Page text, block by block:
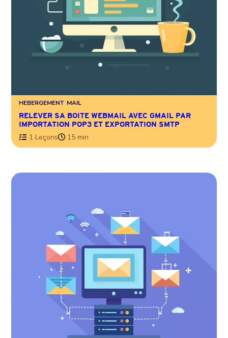
HEBERGEMENT MAIL
RELEVER SA BOITE WEBMAIL AVEC GMAIL PAR
IMPORTATION POP3 ET EXPORTATION SMTP
1 Leçons 15 min